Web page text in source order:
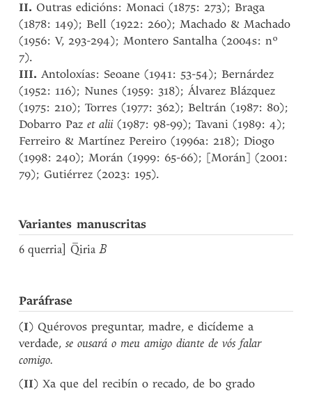
II. Outras edicións: Monaci (1875: 273); Braga
(1878: 149); Bell (1922: 260); Machado & Machado
(1956: V, 293-294); Montero Santalha (2004s: nº
7).
III.Antoloxías: Seoane (1941: 53-54); Bernárdez
(1952: 116); Nunes (1959: 318); Álvarez Blázquez
(1975: 210); Torres (1977: 362); Beltrán (1987: 80);
Dobarro Pazet alii(1987: 98-99); Tavani (1989: 4);
Ferreiro & Martínez Pereiro (1996a: 218); Diogo
(1998: 240); Morán (1999: 65-66); [Morán] (2001:
79); Gutiérrez (2023: 195).
Variantes manuscritas
6 querria] Q̅iriaB
Paráfrase
(I) Quérovos preguntar, madre, e dicídeme a
verdade,se ousará o meu amigo diante de vós falar
comigo.
(II) Xa que del recibín o recado, de bo grado